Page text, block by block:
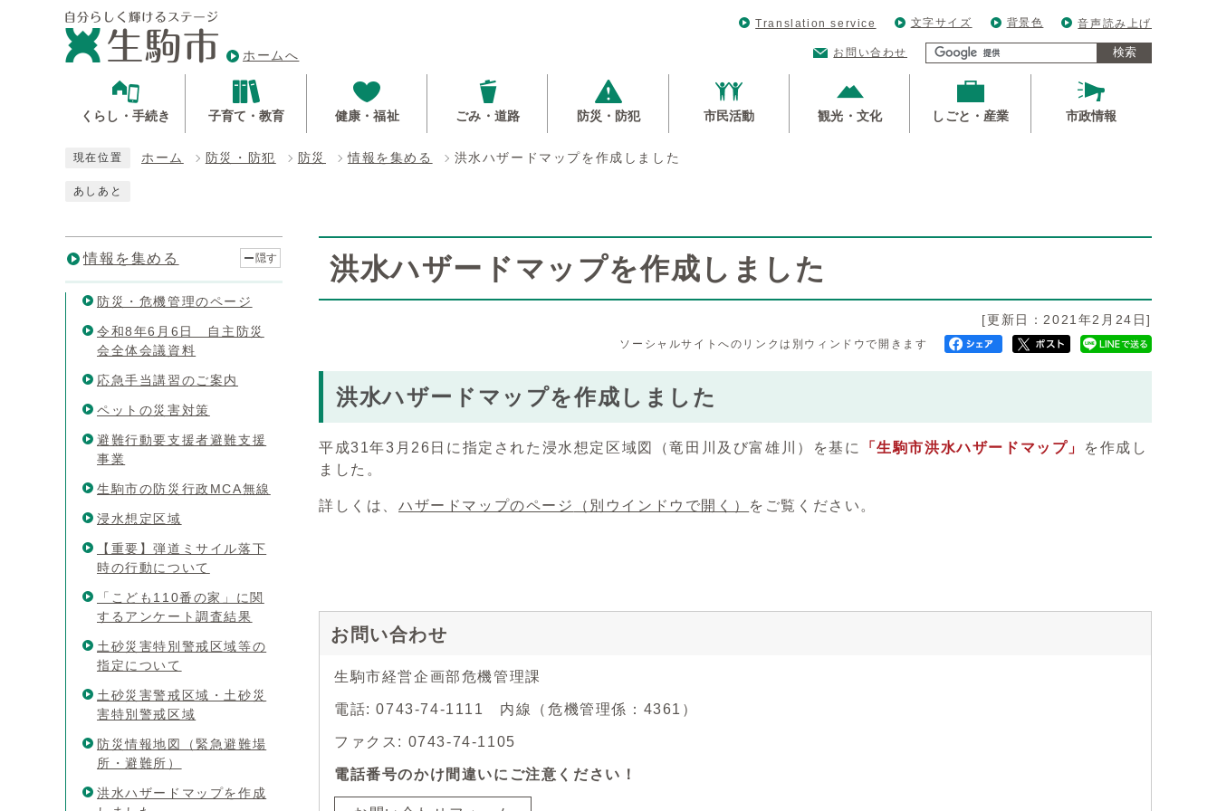
ホームへ
Translation service 文字サイズ 背景色 音声読み上げ
お問い合わせ 検索
くらし・手続き 子育て・教育 健康・福祉 ごみ・道路 防災・防犯 市民活動 観光・文化 しごと・産業 市政情報
現在位置 ホーム 防災・防犯 防災 情報を集める 洪水ハザードマップを作成しました
あしあと
洪水ハザードマップを作成しました
[更新日：2021年2月24日]
ソーシャルサイトへのリンクは別ウィンドウで開きます
洪水ハザードマップを作成しました
平成31年3月26日に指定された浸水想定区域図（竜田川及び富雄川）を基に 「生駒市洪水ハザードマップ」
を作成し
ました。
詳しくは、 ハザードマップのページ （別ウインドウで開く） をご覧ください。
お問い合わせ
生駒市経営企画部危機管理課
電話: 0743-74-1111 内線（危機管理係：4361）
ファクス: 0743-74-1105
電話番号のかけ間違いにご注意ください！
情報を集める 隠す
防災・危機管理のページ
令和8年6月6日 自主防災
会全体会議資料
応急手当講習のご案内
ペットの災害対策
避難行動要支援者避難支援
事業
生駒市の防災行政MCA無線
浸水想定区域
【重要】弾道ミサイル落下
時の行動について
「こども110番の家」に関
するアンケート調査結果
土砂災害特別警戒区域等の
指定について
土砂災害警戒区域・土砂災
害特別警戒区域
防災情報地図（緊急避難場
所・避難所）
洪水ハザードマップを作成